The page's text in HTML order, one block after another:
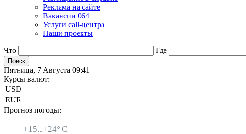
Реклама на сайте
Вакансии 064
Услуги call-центра
Наши проекты
Что Где
Пятница, 7 Августа 09:41
Курсы валют:
USD
EUR
Прогноз погоды:
+15...+24° C